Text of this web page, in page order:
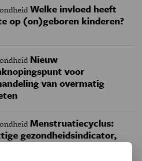
Welke invloed heeft
op (on)geboren kinderen?
Nieuw
voor
van overmatig
Menstruatiecyclus:
gezondheidsindicator,
vitale functie